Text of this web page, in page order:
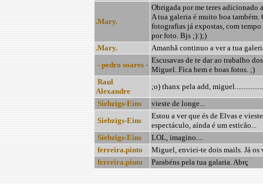
.Mary.
Obrigada por me teres adicionado
A tua galeria é muito boa também.
fotografias já expostas, com
por foto. Bjs ;):);)
.Mary.
Amanhã continuo a ver a tua
- pedro soares -
Escusavas de te dar ao trabalho
Miguel. Fica bem e boas fotos. ;)
Raul
Alexandre
;o) thanx pela add,
Siebzigs-Eins
vieste de longe...
Siebzigs-Eins
Estou a ver que és de Elvas e
espectáculo, aínda é um esticão...
Siebzigs-Eins
LOL, imagino....
ferreira.pinto
Miguel, enviei-te dois mails. Já os
ferreira.pinto
Parabéns pela tua galaria. Abrç